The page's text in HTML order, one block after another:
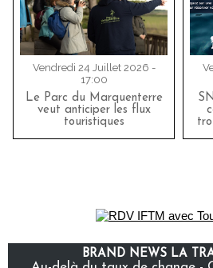
Vendredi 24 Juillet 2026 -
17:00
Le Parc du Marquenterre
veut anticiper les flux
touristiques
BRAND NEWS LA